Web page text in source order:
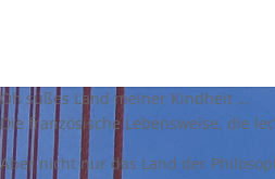
Oh süßes Land meiner Kindheit …
Die französische Lebensweise, die
Aber nicht nur das Land der